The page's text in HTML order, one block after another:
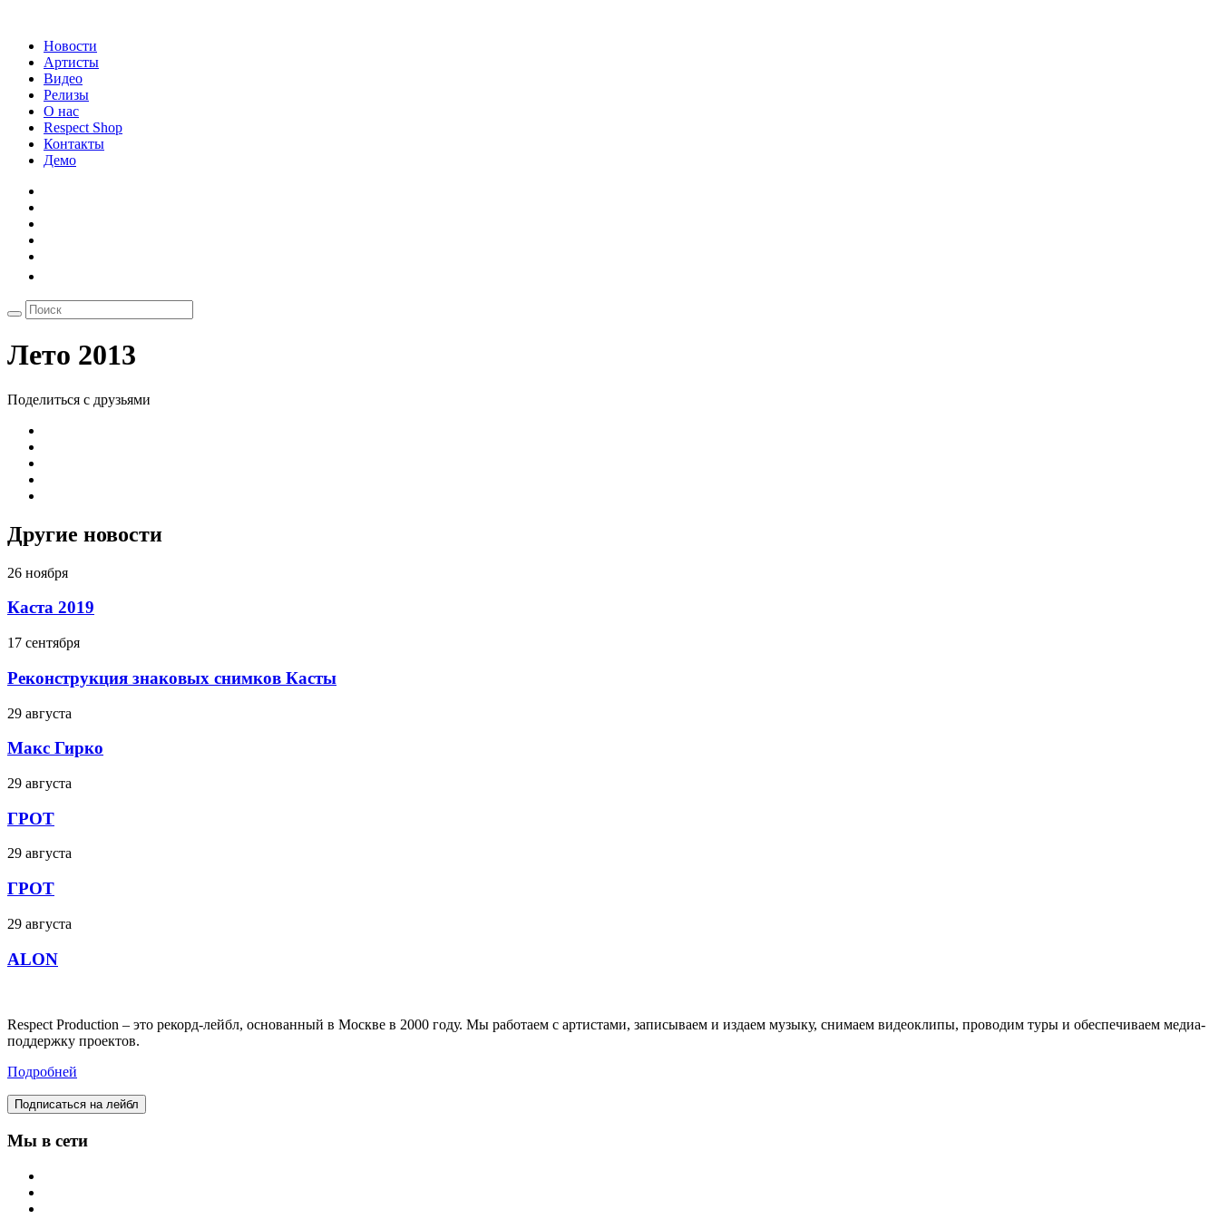
Новости
Артисты
Видео
Релизы
О нас
Respect Shop
Контакты
Демо
Лето 2013
Поделиться с друзьями
Другие новости
26 ноября
Каста 2019
17 сентября
Реконструкция знаковых снимков Касты
29 августа
Макс Гирко
29 августа
ГРОТ
29 августа
ГРОТ
29 августа
ALON
Respect Production – это рекорд-лейбл, основанный в Москве в 2000 году. Мы работаем с артистами, записываем и издаем музыку, снимаем видеоклипы, проводим туры и обеспечиваем медиа-
поддержку проектов.
Подробней
Подписаться на лейбл
Мы в сети